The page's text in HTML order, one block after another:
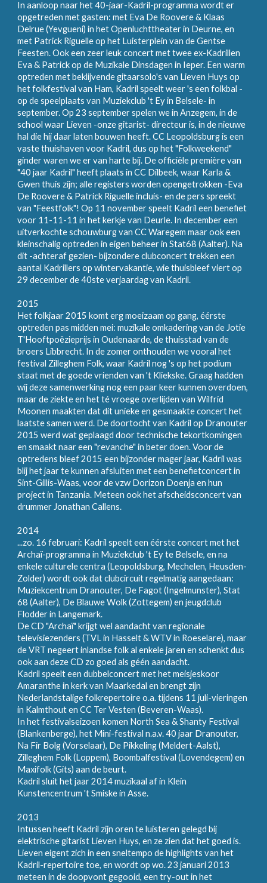
In aanloop naar het 40-jaar-Kadril-programma wordt er
opgetreden met gasten: met Eva De Roovere & Klaas
Delrue (Yevgueni) in het Openluchttheater in Deurne, en
met Patrick Riguelle op het Luisterplein van de Gentse
Feesten. Ook een zeer leuk concert met twee ex-Kadrillen
Eva & Patrick op de Muzikale Dinsdagen in Ieper. Een warm
optreden met beklijvende gitaarsolo's van Lieven Huys op
het folkfestival van Ham, Kadril speelt weer 's een folkbal -
op de speelplaats van Muziekclub 't Ey in Belsele- in
september. Op 23 september spelen we in Anzegem, in de
school waar Lieven -onze gitarist- directeur is, in de nieuwe
hal die hij daar laten bouwen heeft. CC Leopoldsburg is een
vaste thuishaven voor Kadril, dus op het "Folkweekend"
ginder waren we er van harte bij. De officiële première van
"40 jaar Kadril" heeft plaats in CC Dilbeek, waar Karla &
Gwen thuis zijn; alle registers worden opengetrokken -Eva
De Roovere & Patrick Riguelle incluis- en de pers spreekt
van "Feestfolk"! Op 11 november speelt Kadril een benefiet
voor 11-11-11 in het kerkje van Deurle. In december een
uitverkochte schouwburg van CC Waregem maar ook een
kleinschalig optreden in eigen beheer in Stat68 (Aalter). Na
dit -achteraf gezien- bijzondere clubconcert trekken een
aantal Kadrillers op wintervakantie, wie thuisbleef viert op
29 december de 40ste verjaardag van Kadril.
2015
Het folkjaar 2015 komt erg moeizaam op gang, éérste
optreden pas midden mei: muzikale omkadering van de Jotie
T'Hooftpoëzieprijs in Oudenaarde, de thuisstad van de
broers Libbrecht. In de zomer onthouden we vooral het
festival Zilleghem Folk, waar Kadril nog 's op het podium
staat met de goede vrienden van 't Kliekske. Graag hadden
wij deze samenwerking nog een paar keer kunnen overdoen,
maar de ziekte en het té vroege overlijden van Wilfrid
Moonen maakten dat dit unieke en gesmaakte concert het
laatste samen werd. De doortocht van Kadril op Dranouter
2015 werd wat geplaagd door technische tekortkomingen
en smaakt naar een "revanche" in beter doen. Voor de
optredens bleef 2015 een bijzonder mager jaar, Kadril was
blij het jaar te kunnen afsluiten met een benefietconcert in
Sint-Gillis-Waas, voor de vzw Dorizon Doenja en hun
project in Tanzania. Meteen ook het afscheidsconcert van
drummer Jonathan Callens.
2014
...zo. 16 februari: Kadril speelt een éérste concert met het
Archaï-programma in Muziekclub 't Ey te Belsele, en na
enkele culturele centra (Leopoldsburg, Mechelen, Heusden-
Zolder) wordt ook dat clubcircuit regelmatig aangedaan:
Muziekcentrum Dranouter, De Fagot (Ingelmunster), Stat
68 (Aalter), De Blauwe Wolk (Zottegem) en jeugdclub
Flodder in Langemark.
De CD "Archaï" krijgt wel aandacht van regionale
televisiezenders (TVL in Hasselt & WTV in Roeselare), maar
de VRT negeert inlandse folk al enkele jaren en schenkt dus
ook aan deze CD zo goed als géén aandacht.
Kadril speelt een dubbelconcert met het meisjeskoor
Amaranthe in kerk van Maarkedal en brengt zijn
Nederlandstalige folkrepertoire o.a. tijdens 11 juli-vieringen
in Kalmthout en CC Ter Vesten (Beveren-Waas).
In het festivalseizoen komen North Sea & Shanty Festival
(Blankenberge), het Mini-festival n.a.v. 40 jaar Dranouter,
Na Fir Bolg (Vorselaar), De Pikkeling (Meldert-Aalst),
Zilleghem Folk (Loppem), Boombalfestival (Lovendegem) en
Maxifolk (Gits) aan de beurt.
Kadril sluit het jaar 2014 muzikaal af in Klein
Kunstencentrum 't Smiske in Asse.
2013
Intussen heeft Kadril zijn oren te luisteren gelegd bij
elektrische gitarist Lieven Huys, en ze zien dat het goed is.
Lieven eigent zich in een sneltempo de highlights van het
Kadril-repertoire toe, en wordt op wo. 23 januari 2013
meteen in de doopvont gegooid, een try-out in het